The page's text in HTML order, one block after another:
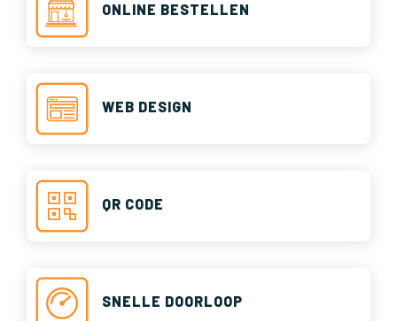
ONLINE BESTELLEN
WEB DESIGN
QR CODE
SNELLE DOORLOOP